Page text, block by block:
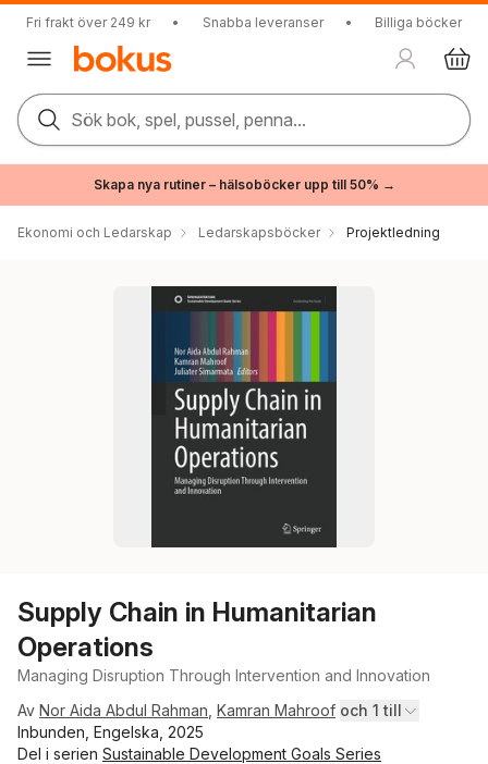
Fri frakt över 249 kr • Snabba leveranser • Billiga böcker
Sök bok, spel, pussel, penna...
Skapa nya rutiner – hälsoböcker upp till 50% →
Ekonomi och Ledarskap Ledarskapsböcker Projektledning
Supply Chain in Humanitarian
Operations
Managing Disruption Through Intervention and Innovation
Av Nor Aida Abdul Rahman Kamran Mahroof och 1 till
Inbunden, Engelska, 2025
Del i serien Sustainable Development Goals Series